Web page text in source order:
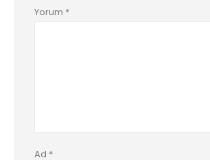
Yorum *
Ad *